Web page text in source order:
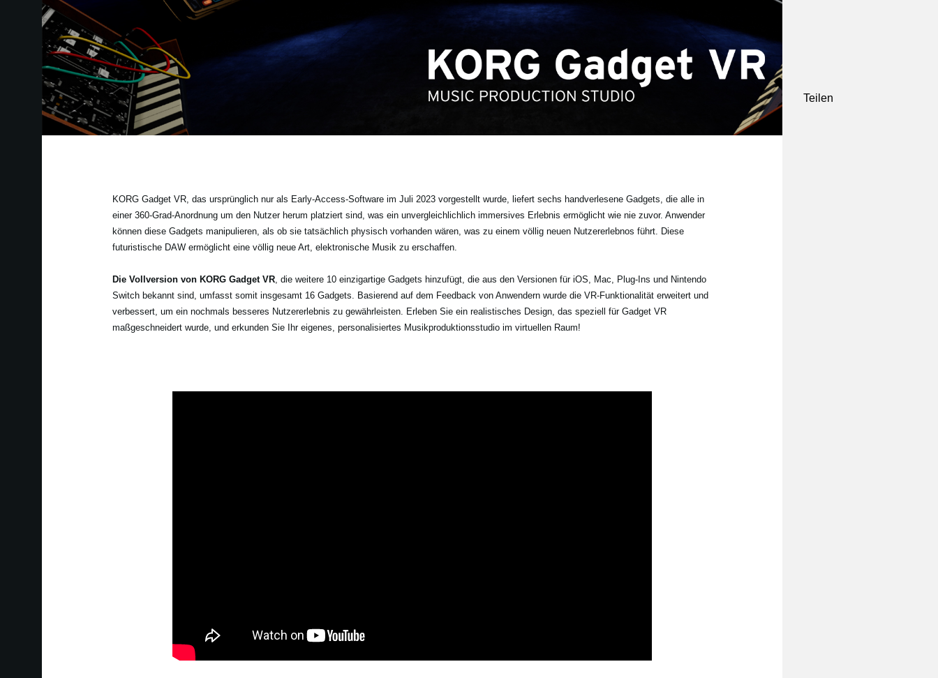
KORG Gadget VR, das ursprünglich nur als Early-Access-Software im Juli 2023 vorgestellt wurde, liefert sechs handverlesene Gadgets, die alle in
einer 360-Grad-Anordnung um den Nutzer herum platziert sind, was ein unvergleichlichlich immersives Erlebnis ermöglicht wie nie zuvor. Anwender
können diese Gadgets manipulieren, als ob sie tatsächlich physisch vorhanden wären, was zu einem völlig neuen Nutzererlebnos führt. Diese
futuristische DAW ermöglicht eine völlig neue Art, elektronische Musik zu erschaffen.
Die Vollversion von KORG Gadget VR, die weitere 10 einzigartige Gadgets hinzufügt, die aus den Versionen für iOS, Mac, Plug-Ins und Nintendo
Switch bekannt sind, umfasst somit insgesamt 16 Gadgets. Basierend auf dem Feedback von Anwendern wurde die VR-Funktionalität erweitert und
verbessert, um ein nochmals besseres Nutzererlebnis zu gewährleisten. Erleben Sie ein realistisches Design, das speziell für Gadget VR
maßgeschneidert wurde, und erkunden Sie Ihr eigenes, personalisiertes Musikproduktionsstudio im virtuellen Raum!
Teilen